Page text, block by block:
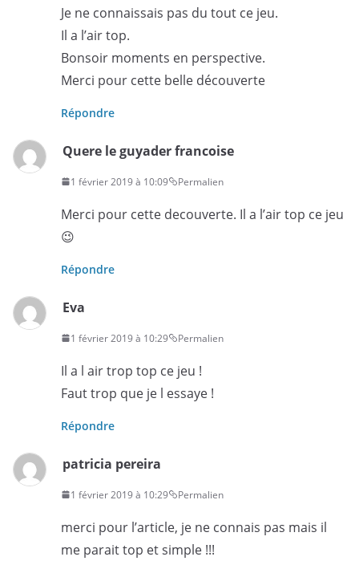
Je ne connaissais pas du tout ce jeu.
Il a l’air top.
Bonsoir moments en perspective.
Merci pour cette belle découverte
Répondre
Quere le guyader francoise
1 février 2019 à 10:09 Permalien
Merci pour cette decouverte. Il a l’air top ce jeu
😉
Répondre
Eva
1 février 2019 à 10:29 Permalien
Il a l air trop top ce jeu !
Faut trop que je l essaye !
Répondre
patricia pereira
1 février 2019 à 10:29 Permalien
merci pour l’article, je ne connais pas mais il
me parait top et simple !!!